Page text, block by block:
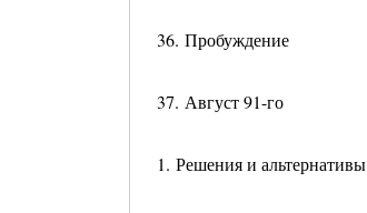
36. Пробуждение
37. Август 91-го
1. Решения и альтернативы